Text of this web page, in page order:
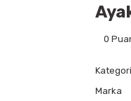
0
Kategori
Marka